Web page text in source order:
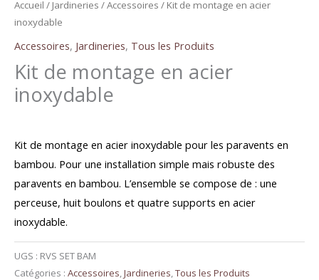
Accueil / Jardineries /Accessoires / Kit de montage en acier
inoxydable
Accessoires, Jardineries, Tous les Produits
Kit de montage en acier
inoxydable
Kit de montage en acier inoxydable pour les paravents en
bambou. Pour une installation simple mais robuste des
paravents en bambou. L’ensemble se compose de : une
perceuse, huit boulons et quatre supports en acier
inoxydable.
UGS : RVS SET BAM
Catégories : Accessoires,Jardineries,Tous les Produits